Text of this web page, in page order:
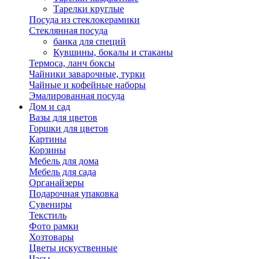
Тарелки круглые
Посуда из стеклокерамики
Стеклянная посуда
банка для специй
Кувшины, бокалы и стаканы
Термоса, ланч боксы
Чайники заварочные, турки
Чайные и кофейные наборы
Эмалированная посуда
Дом и сад
Вазы для цветов
Горшки для цветов
Картины
Корзины
Мебель для дома
Мебель для сада
Органайзеры
Подарочная упаковка
Сувениры
Текстиль
Фото рамки
Хозтовары
Цветы искуственные